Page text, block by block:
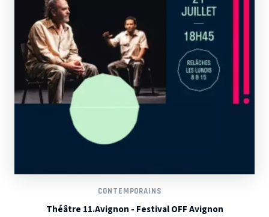
CONTEMPORAINS
Théâtre 11.Avignon - Festival OFF Avignon